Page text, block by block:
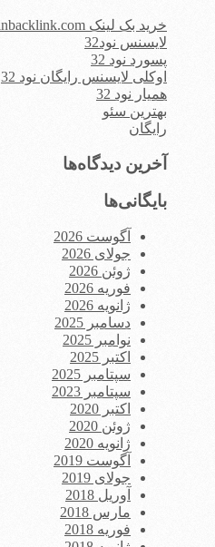
خرید بک لینک behtarinbacklink.com
لایسنس نود32
پسورد نود 32
اوکلی لایسنس رایگان نود 32
همیار نود 32
بهترین سئو
رایگان
آخرین دیدگاه‌ها
بایگانی‌ها
آگوست 2026
جولای 2026
ژوئن 2026
فوریه 2026
ژانویه 2026
دسامبر 2025
نوامبر 2025
اکتبر 2025
سپتامبر 2025
سپتامبر 2023
اکتبر 2020
ژوئن 2020
ژانویه 2020
آگوست 2019
جولای 2019
آوریل 2018
مارس 2018
فوریه 2018